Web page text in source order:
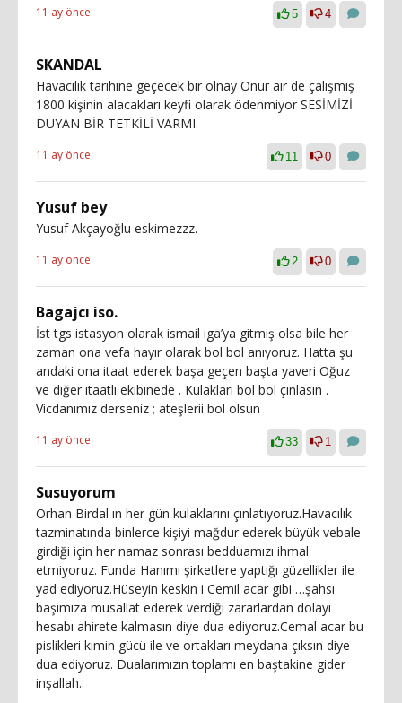
11 ay önce 5 4
SKANDAL
Havacılık tarihine geçecek bir olnay Onur air de çalışmış
1800 kişinin alacakları keyfi olarak ödenmiyor SESİMİZİ
DUYAN BİR TETKİLİ VARMI.
11 ay önce 11 0
Yusuf bey
Yusuf Akçayoğlu eskimezzz.
11 ay önce 2 0
Bagajcı iso.
İst tgs istasyon olarak ismail iga’ya gitmiş olsa bile her
zaman ona vefa hayır olarak bol bol anıyoruz. Hatta şu
andaki ona itaat ederek başa geçen başta yaveri Oğuz
ve diğer itaatli ekibinede . Kulakları bol bol çınlasın .
Vicdanımız derseniz ; ateşlerii bol olsun
11 ay önce 33 1
Susuyorum
Orhan Birdal ın her gün kulaklarını çınlatıyoruz.Havacılık
tazminatında binlerce kişiyi mağdur ederek büyük vebale
girdiği için her namaz sonrası bedduamızı ihmal
etmiyoruz. Funda Hanımı şirketlere yaptığı güzellikler ile
yad ediyoruz.Hüseyin keskin i Cemil acar gibi …şahsı
başımıza musallat ederek verdiği zararlardan dolayı
hesabı ahirete kalmasın diye dua ediyoruz.Cemal acar bu
pislikleri kimin gücü ile ve ortakları meydana çıksın diye
dua ediyoruz. Dualarımızın toplamı en baştakine gider
inşallah..